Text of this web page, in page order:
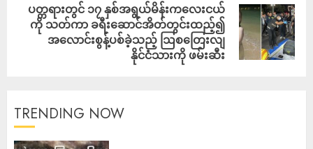
ပတ္တရားတွင် ၁၇ နှစ်အရွယ်မိန်းကလေးငယ်
ကို သတ်ကာ ခရီးဆောင်အိတ်တွင်းထည့်၍
အလောင်းစွန့်ပစ်ခဲ့သည့် ဩစတြေးလျ
နိုင်ငံသားကို ဖမ်းဆီး
TRENDING NOW